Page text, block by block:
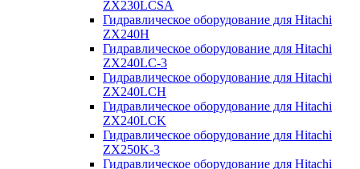
ZX230LCSA
Гидравлическое оборудование для Hitachi
ZX240H
Гидравлическое оборудование для Hitachi
ZX240LC-3
Гидравлическое оборудование для Hitachi
ZX240LCH
Гидравлическое оборудование для Hitachi
ZX240LCK
Гидравлическое оборудование для Hitachi
ZX250K-3
Гидравлическое оборудование для Hitachi